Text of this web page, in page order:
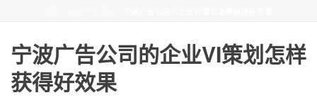
宁波广告公司的企业VI策划怎样
获得好效果